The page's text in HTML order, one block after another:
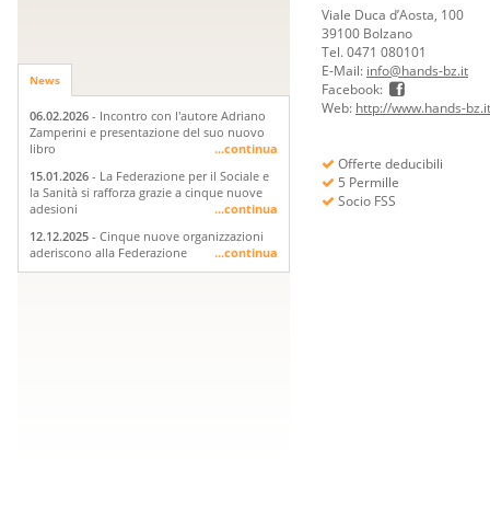
News
06.02.2026 - Incontro con l'autore Adriano
Zamperini e presentazione del suo nuovo
libro
...continua
15.01.2026 - La Federazione per il Sociale e
la Sanità si rafforza grazie a cinque nuove
adesioni
...continua
12.12.2025 - Cinque nuove organizzazioni
aderiscono alla Federazione
...continua
Viale Duca d’Aosta, 100
39100 Bolzano
Tel. 0471 080101
E-Mail: info@hands-bz.it
Facebook:
Web: http://www.hands-bz.it
Offerte deducibili
5 Permille
Socio FSS